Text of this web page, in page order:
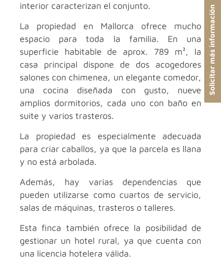
interior caracterizan el conjunto.
La propiedad en Mallorca ofrece mucho
espacio para toda la familia. En una
superficie habitable de aprox. 789 m², la
casa principal dispone de dos acogedores
salones con chimenea, un elegante comedor,
una cocina diseñada con gusto, nueve
amplios dormitorios, cada uno con baño en
suite y varios trasteros.
La propiedad es especialmente adecuada
para criar caballos, ya que la parcela es llana
y no está arbolada.
Además, hay varias dependencias que
pueden utilizarse como cuartos de servicio,
salas de máquinas, trasteros o talleres.
Esta finca también ofrece la posibilidad de
gestionar un hotel rural, ya que cuenta con
una licencia hotelera válida.
Solicitar más información